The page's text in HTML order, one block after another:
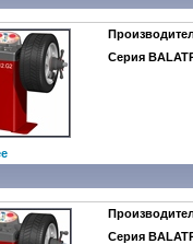
Серия
Серия